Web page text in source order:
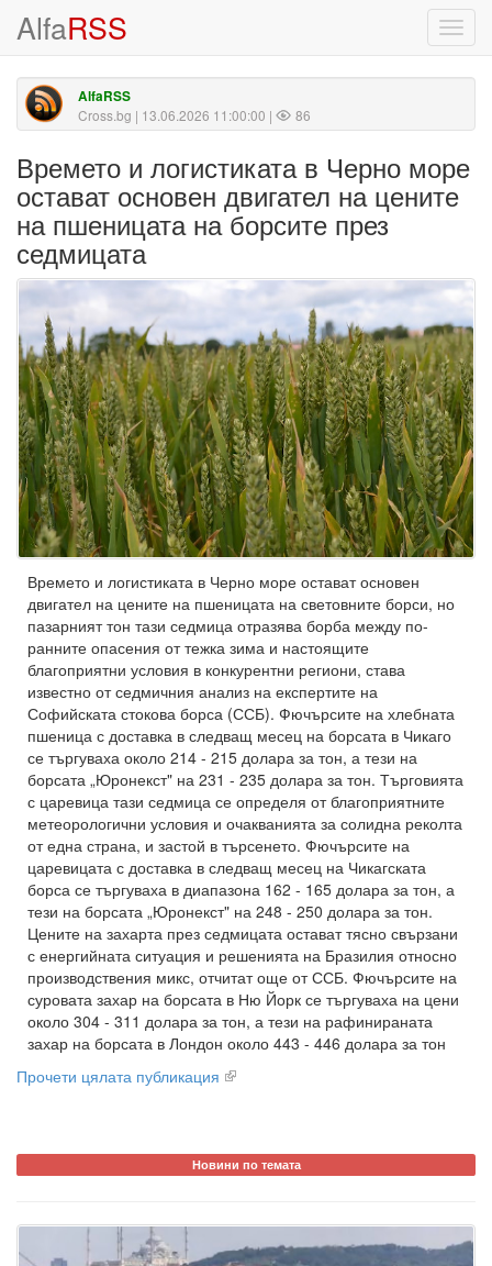
AlfaRSS
AlfaRSS
Cross.bg | 13.06.2026 11:00:00 | 86
Времето и логистиката в Черно море
остават основен двигател на цените
на пшеницата на борсите през
седмицата
Времето и логистиката в Черно море остават основен
двигател на цените на пшеницата на световните борси, но
пазарният тон тази седмица отразява борба между по-
ранните опасения от тежка зима и настоящите
благоприятни условия в конкурентни региони, става
известно от седмичния анализ на експертите на
Софийската стокова борса (ССБ). Фючърсите на хлебната
пшеница с доставка в следващ месец на борсата в Чикаго
се търгуваха около 214 - 215 долара за тон, а тези на
борсата „Юронекст" на 231 - 235 долара за тон. Търговията
с царевица тази седмица се определя от благоприятните
метеорологични условия и очакванията за солидна реколта
от една страна, и застой в търсенето. Фючърсите на
царевицата с доставка в следващ месец на Чикагската
борса се търгуваха в диапазона 162 - 165 долара за тон, а
тези на борсата „Юронекст" на 248 - 250 долара за тон.
Цените на захарта през седмицата остават тясно свързани
с енергийната ситуация и решенията на Бразилия относно
производствения микс, отчитат още от ССБ. Фючърсите на
суровата захар на борсата в Ню Йорк се търгуваха на цени
около 304 - 311 долара за тон, а тези на рафинираната
захар на борсата в Лондон около 443 - 446 долара за тон
Прочети цялата публикация
Новини по темата